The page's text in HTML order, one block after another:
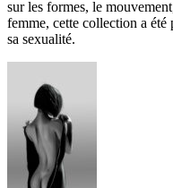
sur les formes, le
femme, cette collection a été
sa sexualité.